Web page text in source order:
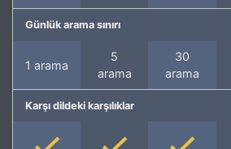
Günlük arama sınırı
1 arama
5
arama
30
arama
Karşı dildeki karşılıklar